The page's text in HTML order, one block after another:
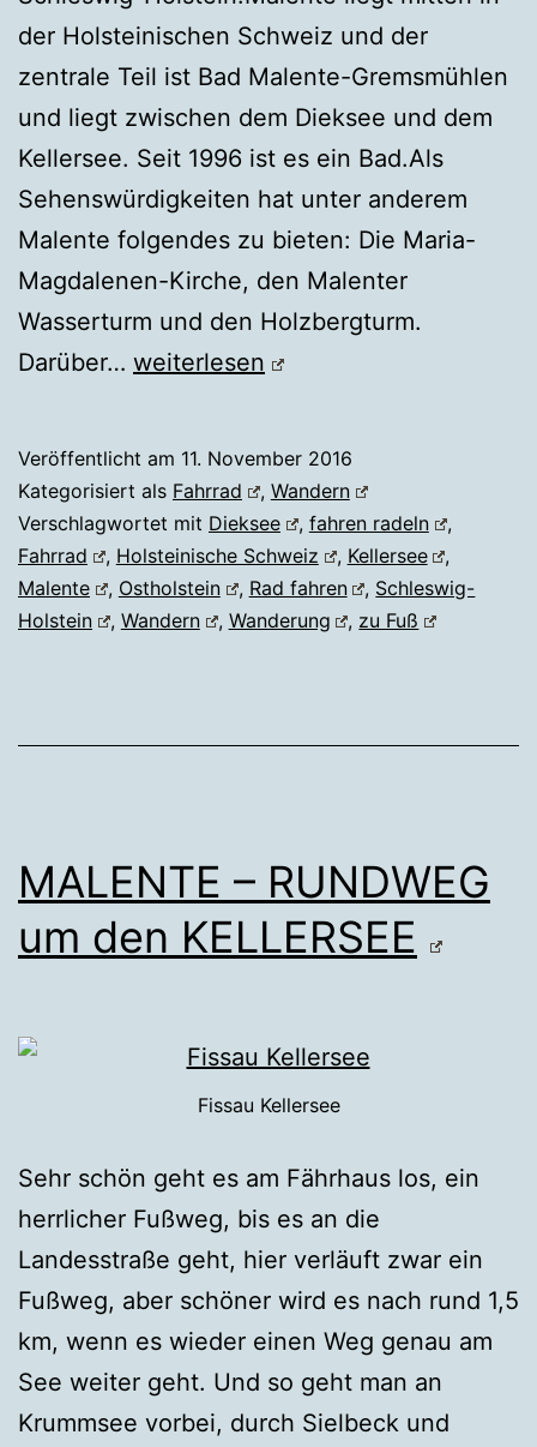
der Holsteinischen Schweiz und der
zentrale Teil ist Bad Malente-Gremsmühlen
und liegt zwischen dem Dieksee und dem
Kellersee. Seit 1996 ist es ein Bad.Als
Sehenswürdigkeiten hat unter anderem
Malente folgendes zu bieten: Die Maria-
Magdalenen-Kirche, den Malenter
Wasserturm und den Holzbergturm.
Darüber… Malente
weiterlesen
Veröffentlicht am 11. November 2016
Kategorisiert als Fahrrad , Wandern
Verschlagwortet mit Dieksee , fahren radeln
,
Fahrrad
, Holsteinische Schweiz , Kellersee
,
Malente
, Ostholstein , Rad fahren , Schleswig-
Holstein
, Wandern , Wanderung , zu Fuß
MALENTE – RUNDWEG
um den KELLERSEE
Fissau Kellersee
Sehr schön geht es am Fährhaus los, ein
herrlicher Fußweg, bis es an die
Landesstraße geht, hier verläuft zwar ein
Fußweg, aber schöner wird es nach rund 1,5
km, wenn es wieder einen Weg genau am
See weiter geht. Und so geht man an
Krummsee vorbei, durch Sielbeck und